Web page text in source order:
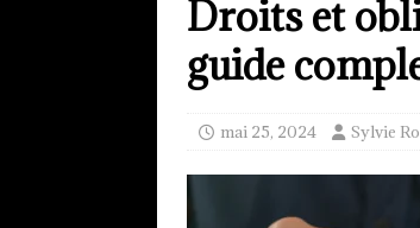
Droits et
guide
mai 25, 2024 Sylvie